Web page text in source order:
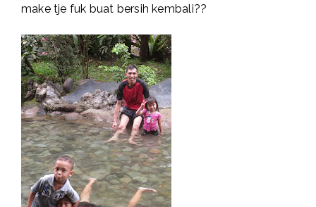
make tje fuk buat bersih kembali??